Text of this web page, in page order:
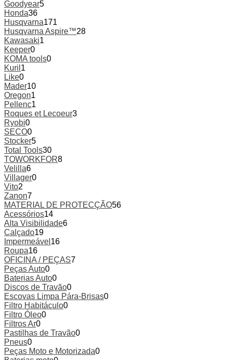
Goodyear5
Honda36
Husqvarna171
Husqvarna Aspire™28
Kawasaki1
Keeper0
KOMA tools0
Kuril 1
Like0
Mader10
Oregon1
Pellenc1
Roques et Lecoeur3
Ryobi0
SECO0
Stocker5
Total Tools30
TOWORKFOR8
Velilla6
Villager0
Vito2
Zanon7
MATERIAL DE PROTECÇÃO56
Acessórios14
Alta Visibilidade6
Calçado19
Impermeável 16
Roupa16
OFICINA / PEÇAS7
Peças Auto0
Baterias Auto0
Discos de Travão0
Escovas Limpa Pára-Brisas0
Filtro Habitáculo0
Filtro Óleo0
Filtros Ar0
Pastilhas de Travão0
Pneus0
Peças Moto e Motorizada0